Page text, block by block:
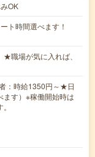
OK
ト時間選べます！
場が気に入れば、
：時給1350円～★日
ます）※稼働開始時は